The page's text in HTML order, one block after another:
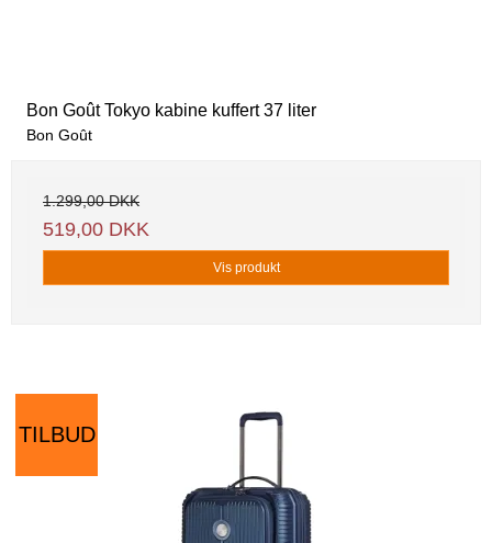
Bon Goût Tokyo kabine kuffert 37 liter
Bon Goût
1.299,00 DKK
519,00 DKK
Vis produkt
TILBUD